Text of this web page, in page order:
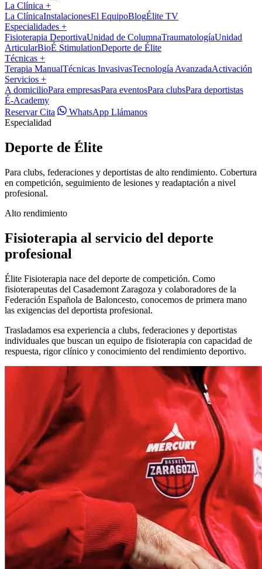
La Clínica +
La ClínicaInstalacionesEl EquipoBlogÉlite TV
Especialidades +
Fisioterapia DeportivaUnidad de ColumnaTraumatologíaUnidad
ArticularBioÉ StimulationDeporte de Élite
Técnicas +
Terapia ManualTécnicas InvasivasTecnología AvanzadaActivación
Servicios +
A domicilioPara empresasPara eventosPara clubsPara deportistas
É-Academy
Reservar Cita
WhatsApp Llámanos
Especialidad
Deporte de Élite
Para clubs, federaciones y deportistas de alto rendimiento. Cobertura
en competición, seguimiento de lesiones y readaptación a nivel
profesional.
Alto rendimiento
Fisioterapia al servicio del deporte
profesional
Élite Fisioterapia nace del deporte de competición. Como
fisioterapeutas del Casademont Zaragoza y colaboradores de la
Federación Española de Baloncesto, conocemos de primera mano
las exigencias del deportista profesional.
Trasladamos esa experiencia a clubs, federaciones y deportistas
individuales que buscan un equipo de fisioterapia con capacidad de
respuesta, rigor clínico y conocimiento del rendimiento deportivo.